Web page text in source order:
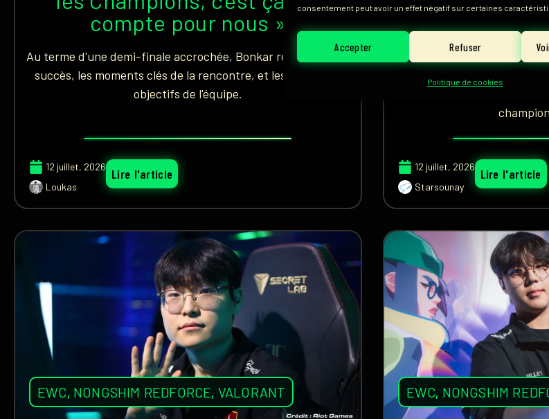
consentement peut avoir un effet négatif sur certaines
Accepter Refuser
Politique de cookies
compte pour nous »
Au terme d'une demi-finale accrochée, Bonkar revient sur ce
succès, les moments clés de la rencontre, et les véritables
objectifs de l'équipe.
12 juillet, 2026
Loukas
Lire l'article
En s’imposant face à
décroche son billet pour la
l’équipe affrontera
12 juillet, 2026
Starsounay
Lire l'article
EWC, NONGSHIM REDFORCE, VALORANT EWC, NONGSHIM